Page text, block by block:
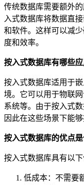
传统数据库需要额外
入式数据库将数据直
和软件。这样可以减
度和效率。
按入式数据库有哪些应
按入式数据库适用于
境。它可以用于物联
系统等。由于按入式
因此在这些场景下能
按入式数据库的优点是
按入式数据库具有以下
低成本：不需要